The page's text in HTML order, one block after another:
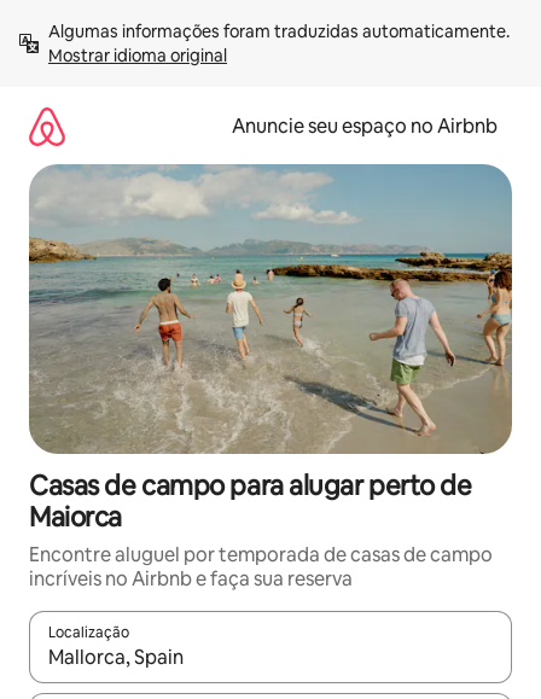
para
Mostrar idioma original
Anuncie seu espaço no Airbnb
Casas de campo para alugar perto de
Maiorca
Encontre aluguel por temporada de casas de campo
incríveis no Airbnb e faça sua reserva
Localização
Quando os resultados estiverem disponíveis, explore-os